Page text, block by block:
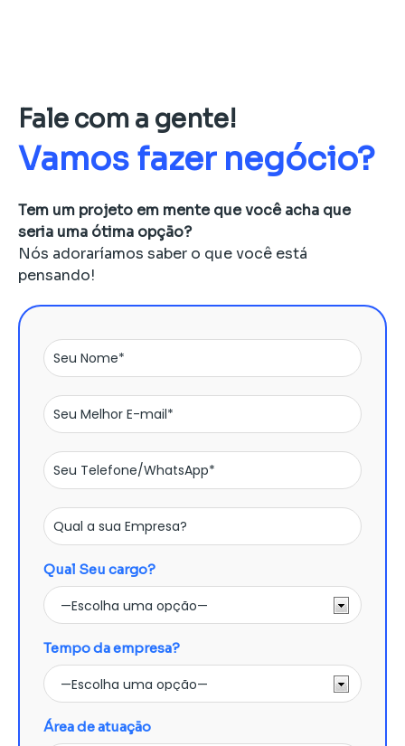
Fale com a gente!
Vamos fazer negócio?
Tem um projeto em mente que você acha que
seria uma ótima opção?
Nós adoraríamos saber o que você está
pensando!
Qual Seu cargo?
Tempo da empresa?
Área de atuação